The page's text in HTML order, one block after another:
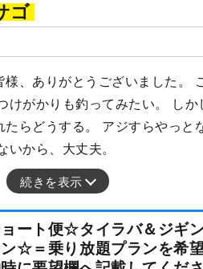
ゴ
様、ありがとうございました。
けがかりも釣ってみたい。 しか
たらどうする。 アジすらやっと
から、大丈夫。
続きを表示